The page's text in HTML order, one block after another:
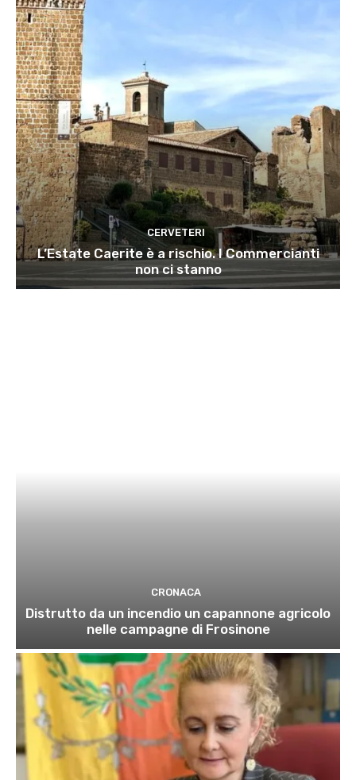
CERVETERI
L’Estate Caerite è a rischio. I Commercianti
non ci stanno
CRONACA
Distrutto da un incendio un capannone agricolo
nelle campagne di Frosinone